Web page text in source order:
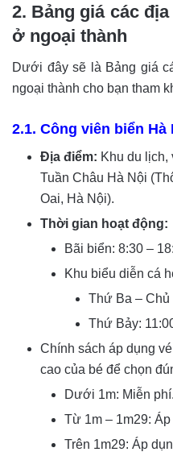
2. Bảng giá các
ở ngoại thành
Dưới đây sẽ là Bảng giá
ngoại thành cho bạn tham
2.1. Công viên biển Hà
Địa điểm: Khu du lịch,
Tuần Châu Hà Nội
Oai, Hà Nội).
Thời gian hoạt động:
Bãi biển: 8:30 –
Khu biểu diễn cá
Thứ Ba – Chủ
Thứ Bảy:
Chính sách áp dụng
cao của bé để chọn
Dưới 1m: Miễn phí.
Từ 1m – 1m29:
Trên 1m29: Áp